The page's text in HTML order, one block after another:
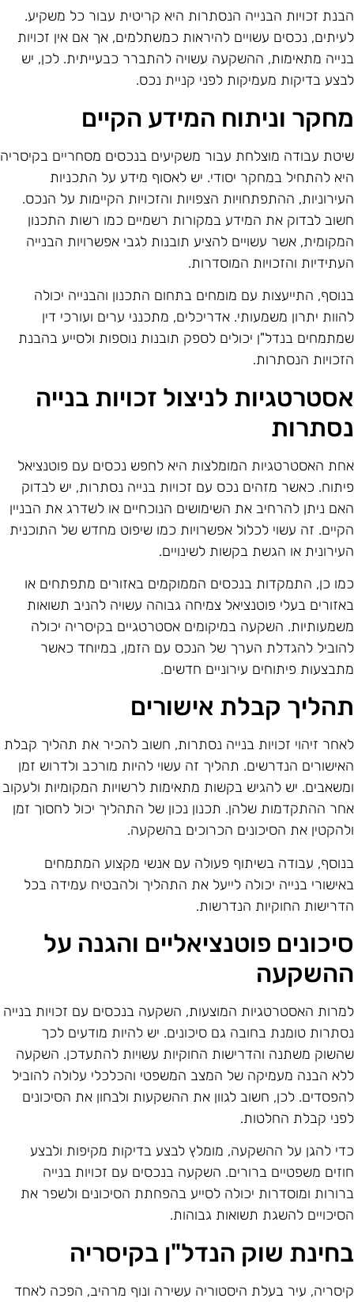
זכויות הבנייה הנסתרות היא קריטית עבור כל משקיע.
נכסים עשויים להיראות כמשתלמים, אך אם אין זכויות
מתאימות, ההשקעה עשויה להתברר כבעייתית. לכן, יש
בדיקות מעמיקות לפני קניית נכס.
וניתוח המידע הקיים
עבודה מוצלחת עבור משקיעים בנכסים מסחריים בקיסריה
להתחיל במחקר יסודי. יש לאסוף מידע על התכניות
ההתפתחויות הצפויות והזכויות הקיימות על הנכס.
לבדוק את המידע במקורות רשמיים כמו רשות התכנון
אשר עשויים להציע תובנות לגבי אפשרויות הבנייה
והזכויות המוסדרות.
התייעצות עם מומחים בתחום התכנון והבנייה יכולה
יתרון משמעותי. אדריכלים, מתכנני ערים ועורכי דין
בנדל"ן יכולים לספק תובנות נוספות ולסייע בהבנת
הנסתרות.
לניצול זכויות בנייה
האסטרטגיות המומלצות היא לחפש נכסים עם פוטנציאל
כאשר מזהים נכס עם זכויות בנייה נסתרות, יש לבדוק
ניתן להרחיב את השימושים הנוכחיים או לשדרג את הבניין
זה עשוי לכלול אפשרויות כמו שיפוט מחדש של התוכנית
או הגשת בקשות לשינויים.
כן, התמקדות בנכסים הממוקמים באזורים מתפתחים או
בעלי פוטנציאל צמיחה גבוהה עשויה להניב תשואות
השקעה במיקומים אסטרטגיים בקיסריה יכולה
להגדלת הערך של הנכס עם הזמן, במיוחד כאשר
פיתוחים עירוניים חדשים.
קבלת אישורים
זיהוי זכויות בנייה נסתרות, חשוב להכיר את תהליך קבלת
הנדרשים. תהליך זה עשוי להיות מורכב ולדרוש זמן
יש להגיש בקשות מתאימות לרשויות המקומיות ולעקוב
ההתקדמות שלהן. תכנון נכון של התהליך יכול לחסוך זמן
את הסיכונים הכרוכים בהשקעה.
עבודה בשיתוף פעולה עם אנשי מקצוע המתמחים
בנייה יכולה לייעל את התהליך ולהבטיח עמידה בכל
החוקיות הנדרשות.
פוטנציאליים והגנה על
האסטרטגיות המוצעות, השקעה בנכסים עם זכויות בנייה
טומנת בחובה גם סיכונים. יש להיות מודעים לכך
משתנה והדרישות החוקיות עשויות להתעדכן. השקעה
הבנה מעמיקה של המצב המשפטי והכלכלי עלולה להוביל
לכן, חשוב לגוון את ההשקעות ולבחון את הסיכונים
קבלת החלטות.
להגן על ההשקעה, מומלץ לבצע בדיקות מקיפות ולבצע
משפטיים ברורים. השקעה בנכסים עם זכויות בנייה
ומוסדרות יכולה לסייע בהפחתת הסיכונים ולשפר את
להשגת תשואות גבוהות.
שוק הנדל"ן בקיסריה
עיר בעלת היסטוריה עשירה ונוף מרהיב, הפכה לאחד